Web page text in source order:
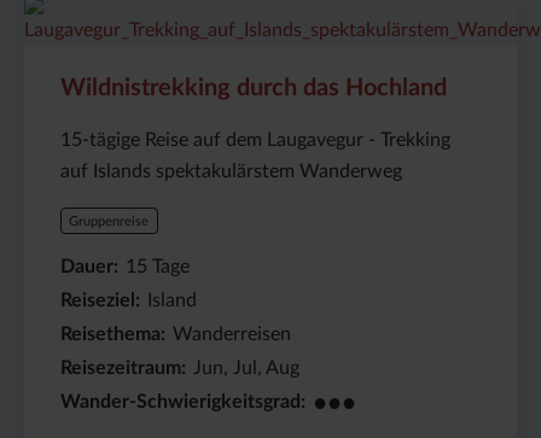
Wildnistrekking durch das Hochland
15-tägige Reise auf dem Laugavegur - Trekking
auf Islands spektakulärstem Wanderweg
Gruppenreise
Dauer 15 Tage
Reiseziel
Island
Reisethema
Wanderreisen
Reisezeitraum
Jun, Jul, Aug
Wander-Schwierigkeitsgrad
●●●
Preis
(ab):
3698 €
Dauer:
15
Tage
Reiseziel
Island